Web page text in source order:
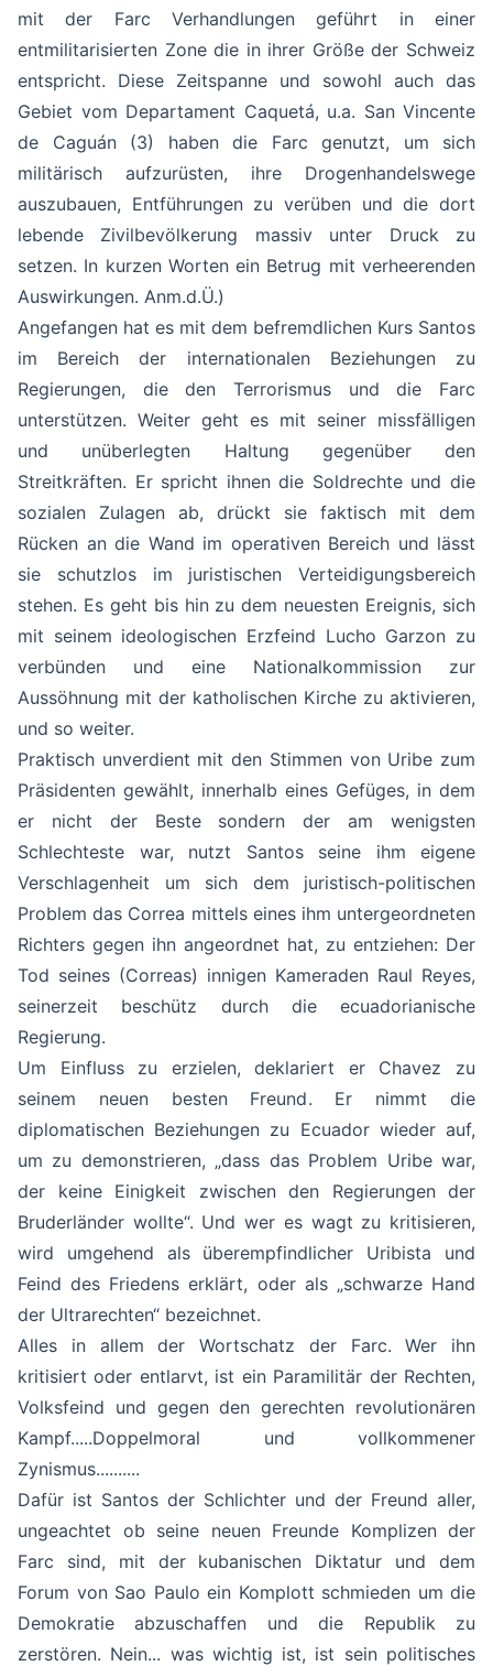
mit der Farc Verhandlungen geführt in einer
entmilitarisierten Zone die in ihrer Größe der Schweiz
entspricht. Diese Zeitspanne und sowohl auch das
Gebiet vom Departament Caquetá, u.a. San Vincente
de Caguán (3) haben die Farc genutzt, um sich
militärisch aufzurüsten, ihre Drogenhandelswege
auszubauen, Entführungen zu verüben und die dort
lebende Zivilbevölkerung massiv unter Druck zu
setzen. In kurzen Worten ein Betrug mit verheerenden
Auswirkungen. Anm.d.Ü.)
Angefangen hat es mit dem befremdlichen Kurs Santos
im Bereich der internationalen Beziehungen zu
Regierungen, die den Terrorismus und die Farc
unterstützen. Weiter geht es mit seiner missfälligen
und unüberlegten Haltung gegenüber den
Streitkräften. Er spricht ihnen die Soldrechte und die
sozialen Zulagen ab, drückt sie faktisch mit dem
Rücken an die Wand im operativen Bereich und lässt
sie schutzlos im juristischen Verteidigungsbereich
stehen. Es geht bis hin zu dem neuesten Ereignis, sich
mit seinem ideologischen Erzfeind Lucho Garzon zu
verbünden und eine Nationalkommission zur
Aussöhnung mit der katholischen Kirche zu aktivieren,
und so weiter.
Praktisch unverdient mit den Stimmen von Uribe zum
Präsidenten gewählt, innerhalb eines Gefüges, in dem
er nicht der Beste sondern der am wenigsten
Schlechteste war, nutzt Santos seine ihm eigene
Verschlagenheit um sich dem juristisch-politischen
Problem das Correa mittels eines ihm untergeordneten
Richters gegen ihn angeordnet hat, zu entziehen: Der
Tod seines (Correas) innigen Kameraden Raul Reyes,
seinerzeit beschütz durch die ecuadorianische
Regierung.
Um Einfluss zu erzielen, deklariert er Chavez zu
seinem neuen besten Freund. Er nimmt die
diplomatischen Beziehungen zu Ecuador wieder auf,
um zu demonstrieren, „dass das Problem Uribe war,
der keine Einigkeit zwischen den Regierungen der
Bruderländer wollte“. Und wer es wagt zu kritisieren,
wird umgehend als überempfindlicher Uribista und
Feind des Friedens erklärt, oder als „schwarze Hand
der Ultrarechten“ bezeichnet.
Alles in allem der Wortschatz der Farc. Wer ihn
kritisiert oder entlarvt, ist ein Paramilitär der Rechten,
Volksfeind und gegen den gerechten revolutionären
Kampf.....Doppelmoral und vollkommener
Zynismus..........
Dafür ist Santos der Schlichter und der Freund aller,
ungeachtet ob seine neuen Freunde Komplizen der
Farc sind, mit der kubanischen Diktatur und dem
Forum von Sao Paulo ein Komplott schmieden um die
Demokratie abzuschaffen und die Republik zu
zerstören. Nein... was wichtig ist, ist sein politisches